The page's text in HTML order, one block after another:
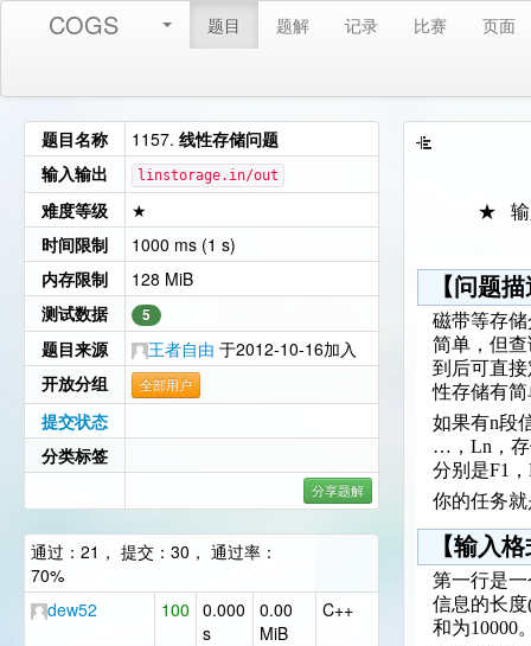
COGS 题目 题解 记录 比赛 页面
题目名称 1157. 线性存储问题
输入输出
linstorage.in/out
难度等级
★
时间限制
1000 ms (1 s)
内存限制
128 MiB
测试数据
5
题目来源 王者自由 于2012-10-16加入
开放分组
全部用户
提交状态
分类标签
分享题解
通过：21， 提交：30， 通过率：
70%
dew52
100 0.000
s
0.00
MiB
C++
★ 输
【问题
磁带等存
简单，但
到后可直
性存储有
如果有n段
…，Ln，存
分别是F1
你的任务
【输入
第一行是
信息的长度
和为10000